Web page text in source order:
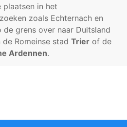
plaatsen in het
zoals Echternach en
grens over naar Duitsland
Romeinse stad Trier of de
Ardennen.